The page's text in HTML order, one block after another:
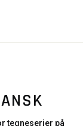
tegneserier på